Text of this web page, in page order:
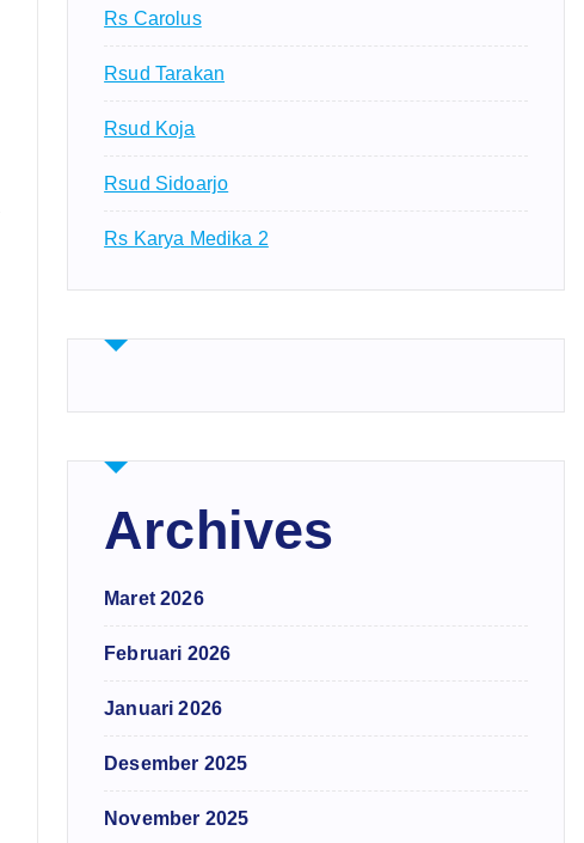
Rs Carolus
Rsud Tarakan
Rsud Koja
Rsud Sidoarjo
Rs Karya Medika 2
Archives
Maret 2026
Februari 2026
Januari 2026
Desember 2025
November 2025